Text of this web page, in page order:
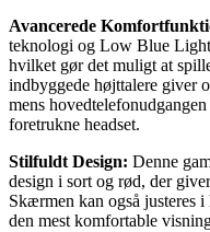
Avancerede
teknologi og Low Blue
hvilket gør det muligt at
indbyggede højttalere giver
mens
foretrukne headset.
Stilfuldt Design: Denne
design i sort og rød, der
Skærmen kan også justeres
den mest komfortable